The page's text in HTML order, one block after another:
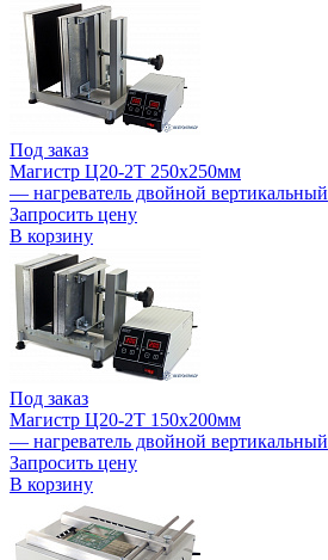
Под заказ
Магистр Ц20-2Т 250х250мм
— нагреватель двойной вертикальный
Запросить цену
В корзину
Под заказ
Магистр Ц20-2Т 150х200мм
— нагреватель двойной вертикальный
Запросить цену
В корзину